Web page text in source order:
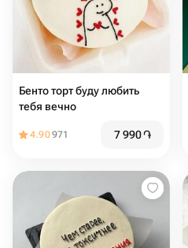
Бенто торт буду любить
тебя вечно
4.90971 7 990֏